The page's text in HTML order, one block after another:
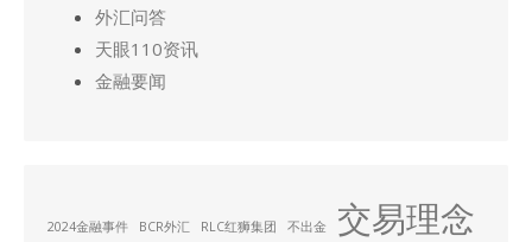
外汇问答
天眼110资讯
金融要闻
2024金融事件 BCR外汇 RLC红狮集团 不出金
交易理念